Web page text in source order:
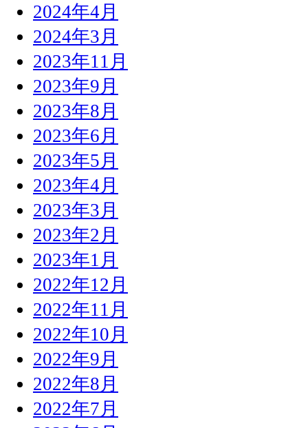
2024年4月
2024年3月
2023年11月
2023年9月
2023年8月
2023年6月
2023年5月
2023年4月
2023年3月
2023年2月
2023年1月
2022年12月
2022年11月
2022年10月
2022年9月
2022年8月
2022年7月